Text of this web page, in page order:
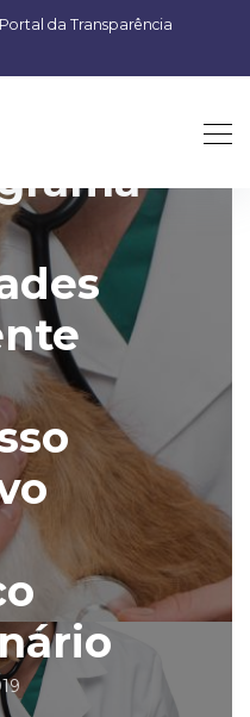
Portal da Transparência